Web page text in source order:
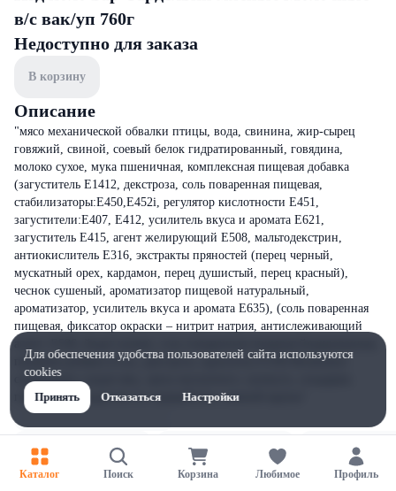
в/с вак/уп 760г
Недоступно для заказа
В корзину
Описание
"мясо механической обвалки птицы, вода, свинина, жир-сырец
говяжий, свиной, соевый белок гидратированный, говядина,
молоко сухое, мука пшеничная, комплексная пищевая добавка
(загуститель Е1412, декстроза, соль поваренная пищевая,
стабилизаторы:Е450,Е452i, регулятор кислотности Е451,
загустители:Е407, Е412, усилитель вкуса и аромата Е621,
загуститель Е415, агент желирующий Е508, мальтодекстрин,
антиокислитель Е316, экстракты пряностей (перец черный,
мускатный орех, кардамон, перец душистый, перец красный),
чеснок сушеный, ароматизатор пищевой натуральный,
ароматизатор, усилитель вкуса и аромата Е635), (соль поваренная
пищевая, фиксатор окраски – нитрит натрия, антислеживающий
пищевая добавка (соль, декстроза, краситель Е120) Возможно
содержание следов яиц, ореха мускатного, кунжута, сельдерея,
горчицы и продуктов их переработки, манной крупы"
Каталог Поиск Корзина Любимое Профиль
Для обеспечения удобства пользователей сайта используются
cookies
Принять
Отказаться Настройки